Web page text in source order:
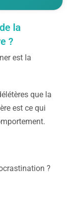
la
?
est la
que la
est ce qui
?